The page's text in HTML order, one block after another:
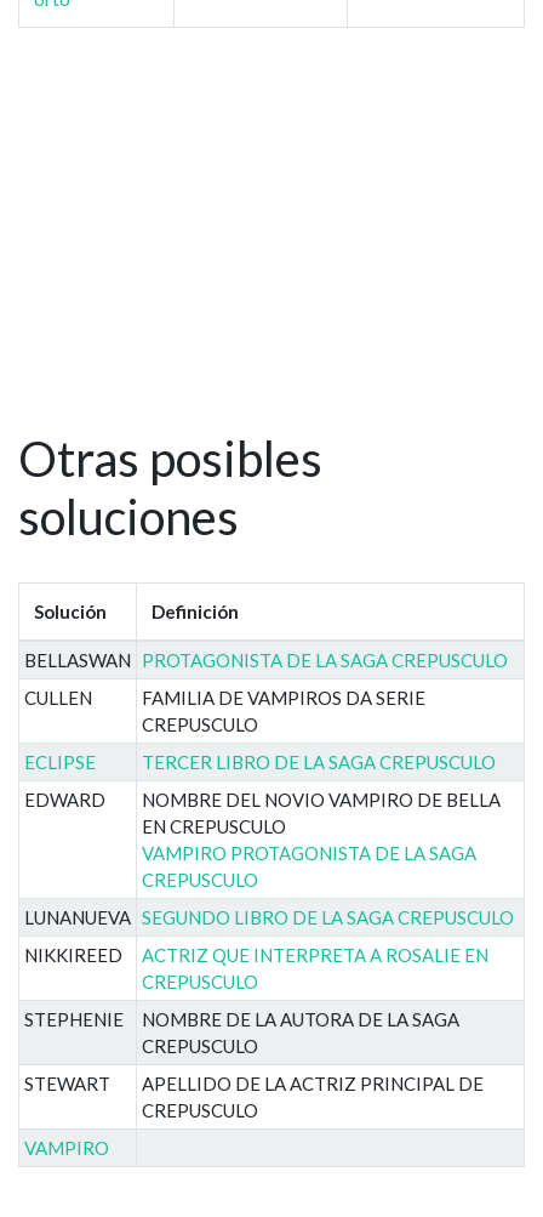
Otras posibles
soluciones
Solución Definición
BELLASWAN
PROTAGONISTA DE LA SAGA CREPUSCULO
CULLEN
FAMILIA DE VAMPIROS DA SERIE
CREPUSCULO
ECLIPSE
TERCER LIBRO DE LA SAGA CREPUSCULO
EDWARD
NOMBRE DEL NOVIO VAMPIRO DE BELLA
EN CREPUSCULO
VAMPIRO PROTAGONISTA DE LA SAGA
CREPUSCULO
LUNANUEVA SEGUNDO LIBRO DE LA SAGA CREPUSCULO
NIKKIREED
ACTRIZ QUE INTERPRETA A ROSALIE EN
CREPUSCULO
STEPHENIE
NOMBRE DE LA AUTORA DE LA SAGA
CREPUSCULO
STEWART
APELLIDO DE LA ACTRIZ PRINCIPAL DE
CREPUSCULO
VAMPIRO